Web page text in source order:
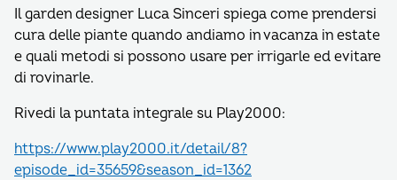
Il garden designer Luca Sinceri spiega come prendersi
cura delle piante quando andiamo in vacanza in estate
e quali metodi si possono usare per irrigarle ed evitare
di rovinarle.
Rivedi la puntata integrale su Play2000:
https://www.play2000.it/detail/8?
episode_id=35659&season_id=1362